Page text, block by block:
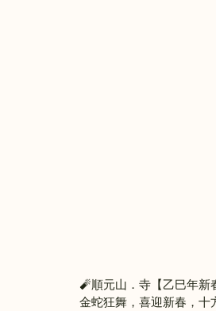
🧨順元山．寺【乙巳年新
金蛇狂舞，喜迎新春，十